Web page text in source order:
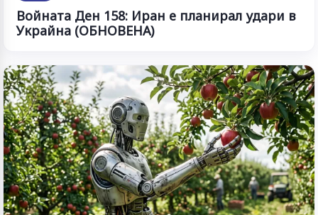
Войната Ден 158: Иран е планирал удари в
Украйна (ОБНОВЕНА)